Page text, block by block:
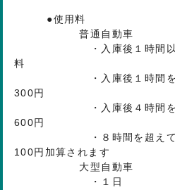
●使用料
普通自動車
・入庫後１
料
・入庫後１時間を
300円
・入庫後４時間を
600円
・８時間を超え
100円加算されます
大型自動車
・